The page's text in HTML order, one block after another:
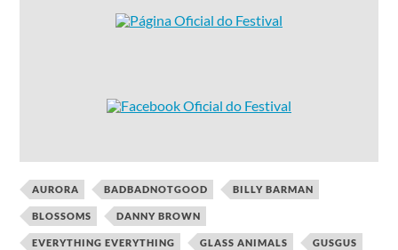
AURORA BADBADNOTGOOD BILLY BARMAN
BLOSSOMS DANNY BROWN
EVERYTHING EVERYTHING GLASS ANIMALS GUSGUS